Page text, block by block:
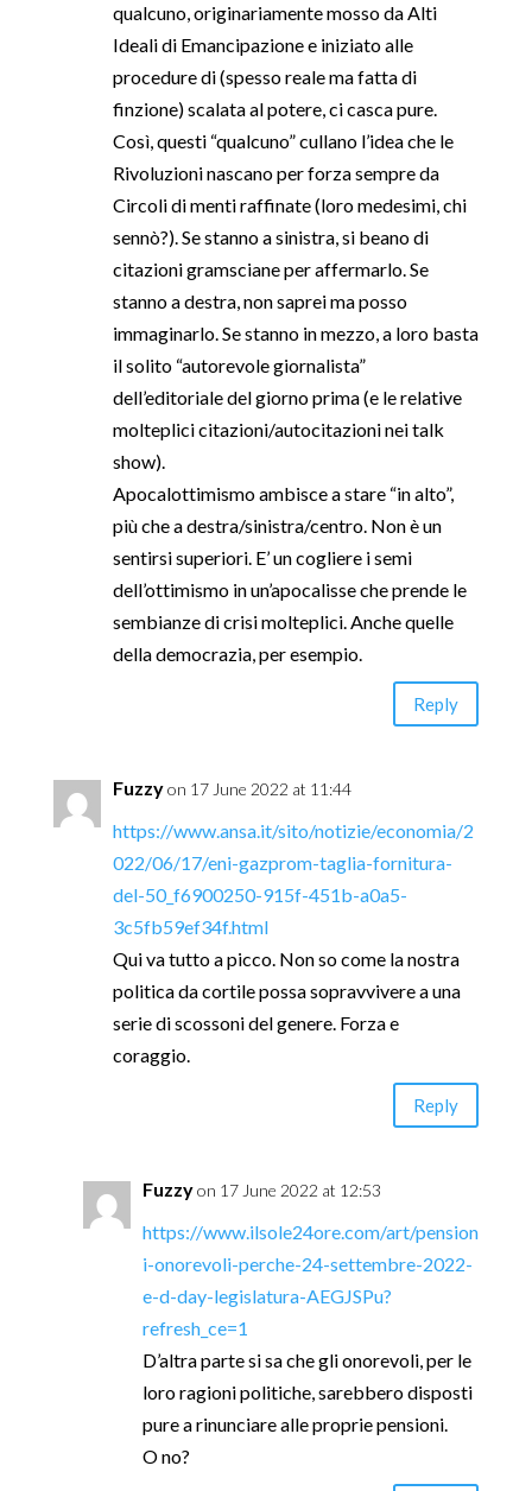
qualcuno, originariamente mosso da Alti
Ideali di Emancipazione e iniziato alle
procedure di (spesso reale ma fatta di
finzione) scalata al potere, ci casca pure.
Così, questi “qualcuno” cullano l’idea che le
Rivoluzioni nascano per forza sempre da
Circoli di menti raffinate (loro medesimi, chi
sennò?). Se stanno a sinistra, si beano di
citazioni gramsciane per affermarlo. Se
stanno a destra, non saprei ma posso
immaginarlo. Se stanno in mezzo, a loro basta
il solito “autorevole giornalista”
dell’editoriale del giorno prima (e le relative
molteplici citazioni/autocitazioni nei talk
show).
Apocalottimismo ambisce a stare “in alto”,
più che a destra/sinistra/centro. Non è un
sentirsi superiori. E’ un cogliere i semi
dell’ottimismo in un’apocalisse che prende le
sembianze di crisi molteplici. Anche quelle
della democrazia, per esempio.
Reply
Fuzzyon 17 June 2022 at 11:44
https://www.ansa.it/sito/notizie/economia/2
022/06/17/eni-gazprom-taglia-fornitura-
del-50_f6900250-915f-451b-a0a5-
3c5fb59ef34f.html
Qui va tutto a picco. Non so come la nostra
politica da cortile possa sopravvivere a una
serie di scossoni del genere. Forza e
coraggio.
Reply
Fuzzyon 17 June 2022 at 12:53
https://www.ilsole24ore.com/art/pension
i-onorevoli-perche-24-settembre-2022-
e-d-day-legislatura-AEGJSPu?
refresh_ce=1
D’altra parte si sa che gli onorevoli, per le
loro ragioni politiche, sarebbero disposti
pure a rinunciare alle proprie pensioni.
O no?